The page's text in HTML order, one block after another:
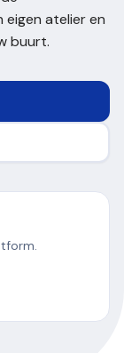
atelier en
buurt.